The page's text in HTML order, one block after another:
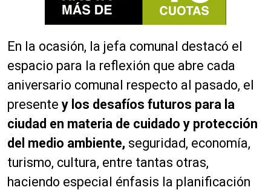
En la ocasión, la jefa comunal destacó el
espacio para la reflexión que abre cada
aniversario comunal respecto al pasado, el
presente y los desafíos futuros para la
ciudad en materia de cuidado y protección
del medio ambiente, seguridad, economía,
turismo, cultura, entre tantas otras,
haciendo especial énfasis la planificación